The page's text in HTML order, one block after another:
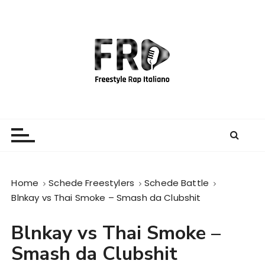
Home Schede Freestylers
Schede Battle
Blnkay vs Thai Smoke – Smash da Clubshit
Blnkay vs Thai Smoke –
Smash da Clubshit